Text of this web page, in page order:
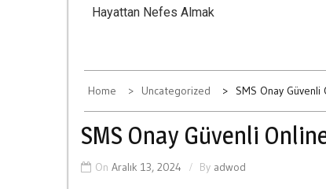
Hayattan Nefes Almak
Home Uncategorized SMS Onay
SMS Onay Güvenli
On Aralık 13, 2024 By adwod